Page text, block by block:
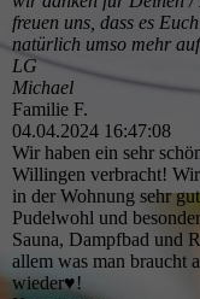
freuen uns, dass es
natürlich umso mehr
LG
Michael
Familie F.
04.04.2024 16:47:08
Wir haben ein sehr
Willingen verbracht!
in der Wohnung sehr
Pudelwohl und
Sauna, Dampfbad und
allem was man braucht
wieder♥️!